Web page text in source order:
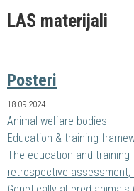
LAS materijali
Posteri
18.09.2024.
Animal welfare bodies
Education & training
The education and
retrospective